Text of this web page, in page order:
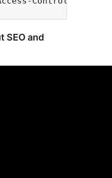
SEO and